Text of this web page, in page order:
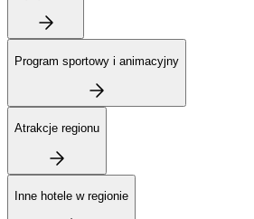
Program sportowy i animacyjny
Atrakcje regionu
Inne hotele w regionie